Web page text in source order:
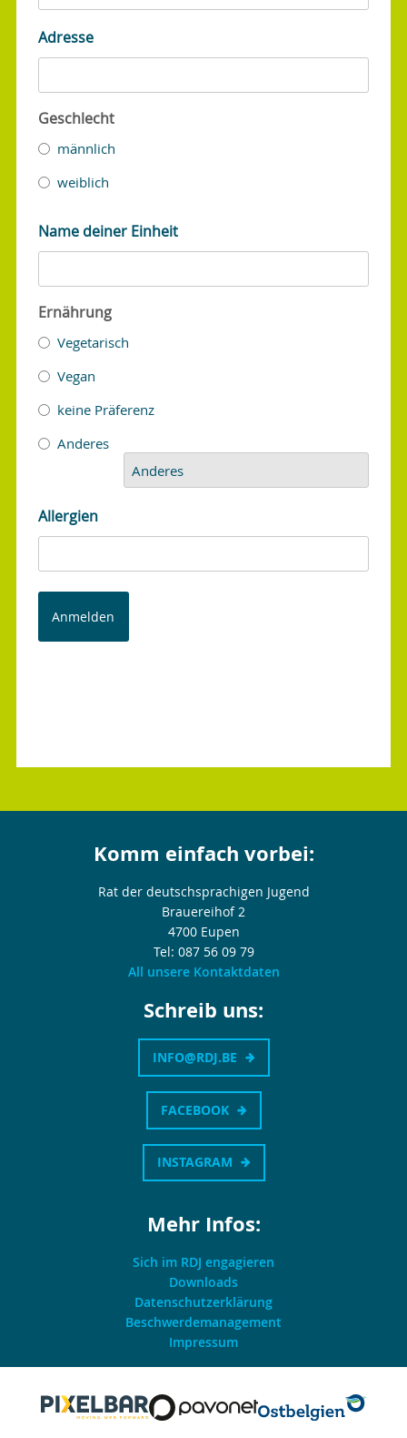
Adresse
Geschlecht
männlich
weiblich
Name deiner Einheit
Ernährung
Vegetarisch
Vegan
keine Präferenz
Anderes
Allergien
Komm einfach vorbei:
Rat der deutschsprachigen Jugend
Brauereihof 2
4700 Eupen
Tel: 087 56 09 79
All unsere Kontaktdaten
Schreib uns:
INFO@RDJ.BE
FACEBOOK
INSTAGRAM
Mehr Infos:
Sich im RDJ engagieren
Downloads
Datenschutzerklärung
Beschwerdemanagement
Impressum